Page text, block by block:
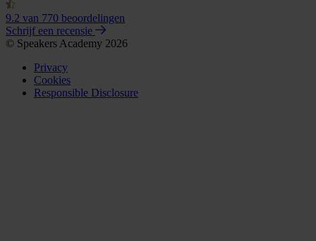
9.2 van 770 beoordelingen
Schrijf een recensie
© Speakers Academy 2026
Privacy
Cookies
Responsible Disclosure